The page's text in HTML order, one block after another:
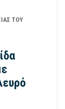
ΤΟΥ